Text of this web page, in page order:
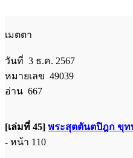
เมตตา
วันที่ 3 ธ.ค. 2567
หมายเลข 49039
อ่าน 667
[เล่มที่ 45] พระสุตตันตปิฎก ขุท
- หน้า 110